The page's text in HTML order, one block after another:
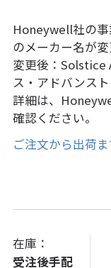
Honeywell社の
のメーカー名が変
変更後：Solstice
ス・アドバンスト
詳細は、
確認ください。
ご注文から出荷
在庫：
受注後手配